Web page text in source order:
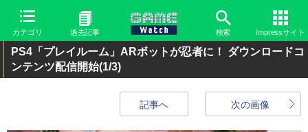
カテゴリ 過去記事 検索 Impressサイト
PS4「プレイルーム」ARボットが忍者に！ ダウンロードコ
ンテンツ配信開始(1/3)
次の画像
記事へ